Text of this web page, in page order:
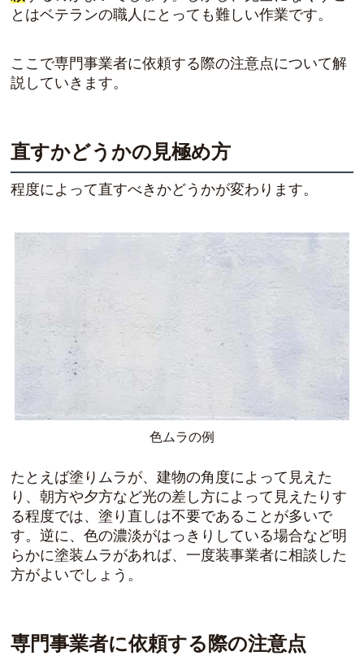
とはベテランの職人にとっても難しい作業です。
ここで専門事業者に依頼する際の注意点について解
説していきます。
直すかどうかの見極め方
程度によって直すべきかどうかが変わります。
色ムラの例
たとえば塗りムラが、建物の角度によって見えた
り、朝方や夕方など光の差し方によって見えたりす
る程度では、塗り直しは不要であることが多いで
す。逆に、色の濃淡がはっきりしている場合など明
らかに塗装ムラがあれば、一度装事業者に相談した
方がよいでしょう。
専門事業者に依頼する際の注意点